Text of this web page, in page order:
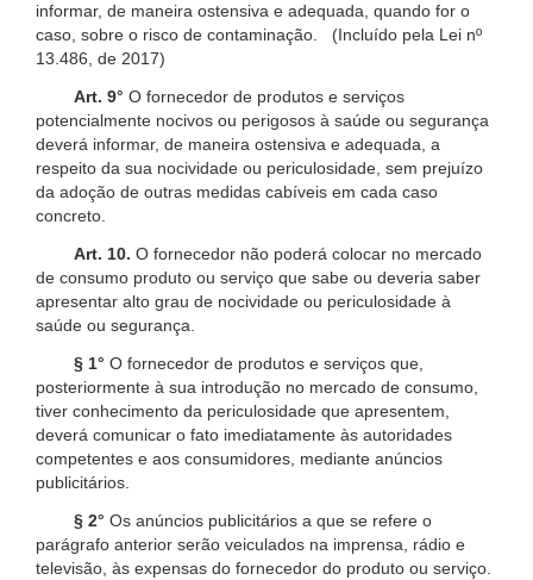
informar, de maneira ostensiva e adequada, quando for o
caso, sobre o risco de contaminação. (Incluído pela Lei nº
13.486, de 2017)
Art. 9° O fornecedor de produtos e serviços
potencialmente nocivos ou perigosos à saúde ou segurança
deverá informar, de maneira ostensiva e adequada, a
respeito da sua nocividade ou periculosidade, sem prejuízo
da adoção de outras medidas cabíveis em cada caso
concreto.
Art. 10. O fornecedor não poderá colocar no mercado
de consumo produto ou serviço que sabe ou deveria saber
apresentar alto grau de nocividade ou periculosidade à
saúde ou segurança.
§ 1° O fornecedor de produtos e serviços que,
posteriormente à sua introdução no mercado de consumo,
tiver conhecimento da periculosidade que apresentem,
deverá comunicar o fato imediatamente às autoridades
competentes e aos consumidores, mediante anúncios
publicitários.
§ 2° Os anúncios publicitários a que se refere o
parágrafo anterior serão veiculados na imprensa, rádio e
televisão, às expensas do fornecedor do produto ou serviço.